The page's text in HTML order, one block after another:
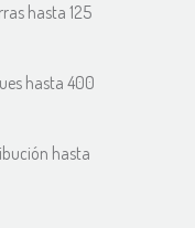
hasta 125
hasta 400
hasta